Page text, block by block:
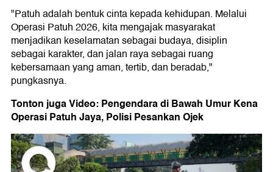
"Patuh adalah bentuk cinta kepada kehidupan. Melalui
Operasi Patuh 2026, kita mengajak masyarakat
menjadikan keselamatan sebagai budaya, disiplin
sebagai karakter, dan jalan raya sebagai ruang
kebersamaan yang aman, tertib, dan beradab,"
pungkasnya.
Tonton juga Video: Pengendara di Bawah Umur Kena
Operasi Patuh Jaya, Polisi Pesankan Ojek